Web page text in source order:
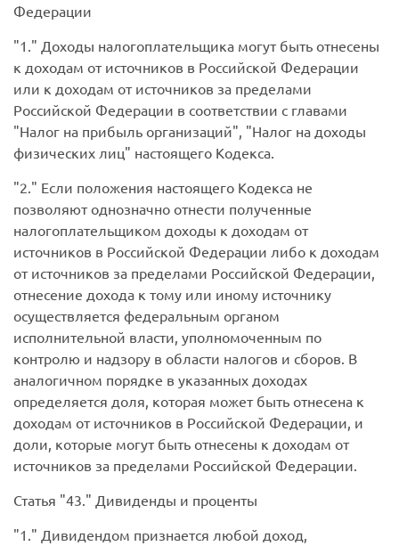
Федерации
1.
Доходы налогоплательщика могут быть отнесены
к доходам от источников в Российской Федерации
или к доходам от источников за пределами
Российской Федерации в соответствии с главами
"Налог на прибыль организаций", "Налог на доходы
физических лиц" настоящего Кодекса.
2.
Если положения настоящего Кодекса не
позволяют однозначно отнести полученные
налогоплательщиком доходы к доходам от
источников в Российской Федерации либо к доходам
от источников за пределами Российской Федерации,
отнесение дохода к тому или иному источнику
осуществляется федеральным органом
исполнительной власти, уполномоченным по
контролю и надзору в области налогов и сборов. В
аналогичном порядке в указанных доходах
определяется доля, которая может быть отнесена к
доходам от источников в Российской Федерации, и
доли, которые могут быть отнесены к доходам от
источников за пределами Российской Федерации.
Статья 43.
Дивиденды и проценты
1.
Дивидендом признается любой доход,